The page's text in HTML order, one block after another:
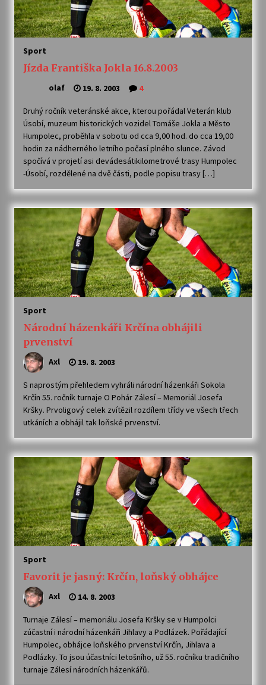
Sport
Jízda Františka Jokla 16.8.2003
olaf 19. 8. 2003 4
Druhý ročník veteránské akce, kterou pořádal Veterán klub
Úsobí, muzeum historických vozidel Tomáše Jokla a Město
Humpolec, proběhla v sobotu od cca 9,00 hod. do cca 19,00
hodin za nádherného letního počasí plného slunce. Závod
spočívá v projetí asi devádesátikilometrové trasy Humpolec
-Úsobí, rozdělené na dvě části, podle popisu trasy […]
Sport
Národní házenkáři Krčína obhájili
prvenství
Axl 19. 8. 2003
S naprostým přehledem vyhráli národní házenkáři Sokola
Krčín 55. ročník turnaje O Pohár Zálesí – Memoriál Josefa
Kršky. Prvoligový celek zvítězil rozdílem třídy ve všech třech
utkáních a obhájil tak loňské prvenství.
Sport
Favorit je jasný: Krčín, loňský obhájce
Axl 14. 8. 2003
Turnaje Zálesí – memoriálu Josefa Kršky se v Humpolci
zúčastní i národní házenkáři Jihlavy a Podlázek. Pořádající
Humpolec, obhájce loňského prvenství Krčín, Jihlava a
Podlázky. To jsou účastníci letošního, už 55. ročníku tradičního
turnaje Zálesí národních házenkářů.